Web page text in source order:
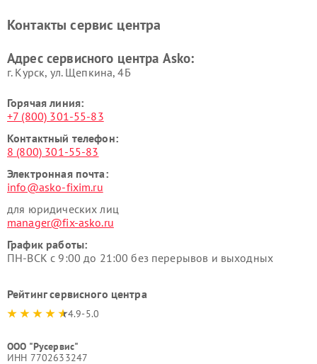
Ремонт подогревателей
Ремонт промышленных
Asko
Контакты сервис центра
Адрес сервисного центра Asko:
г. Курск, ул. Щепкина, 4Б
Горячая линия:
+7 (800) 301-55-83
Контактный телефон:
8 (800) 301-55-83
Электронная почта:
info@asko-fixim.ru
для юридических лиц
manager@fix-asko.ru
График работы:
ПН-ВСК с 9:00 до 21:00 без перерывов и выходных
Рейтинг сервисного центра
4.9-5.0
ООО "Русервис"
ИНН 7702633247